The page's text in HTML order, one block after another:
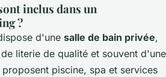
inclus dans un
?
d'une salle de bain privée,
literie de qualité et souvent d'une
piscine, spa et services